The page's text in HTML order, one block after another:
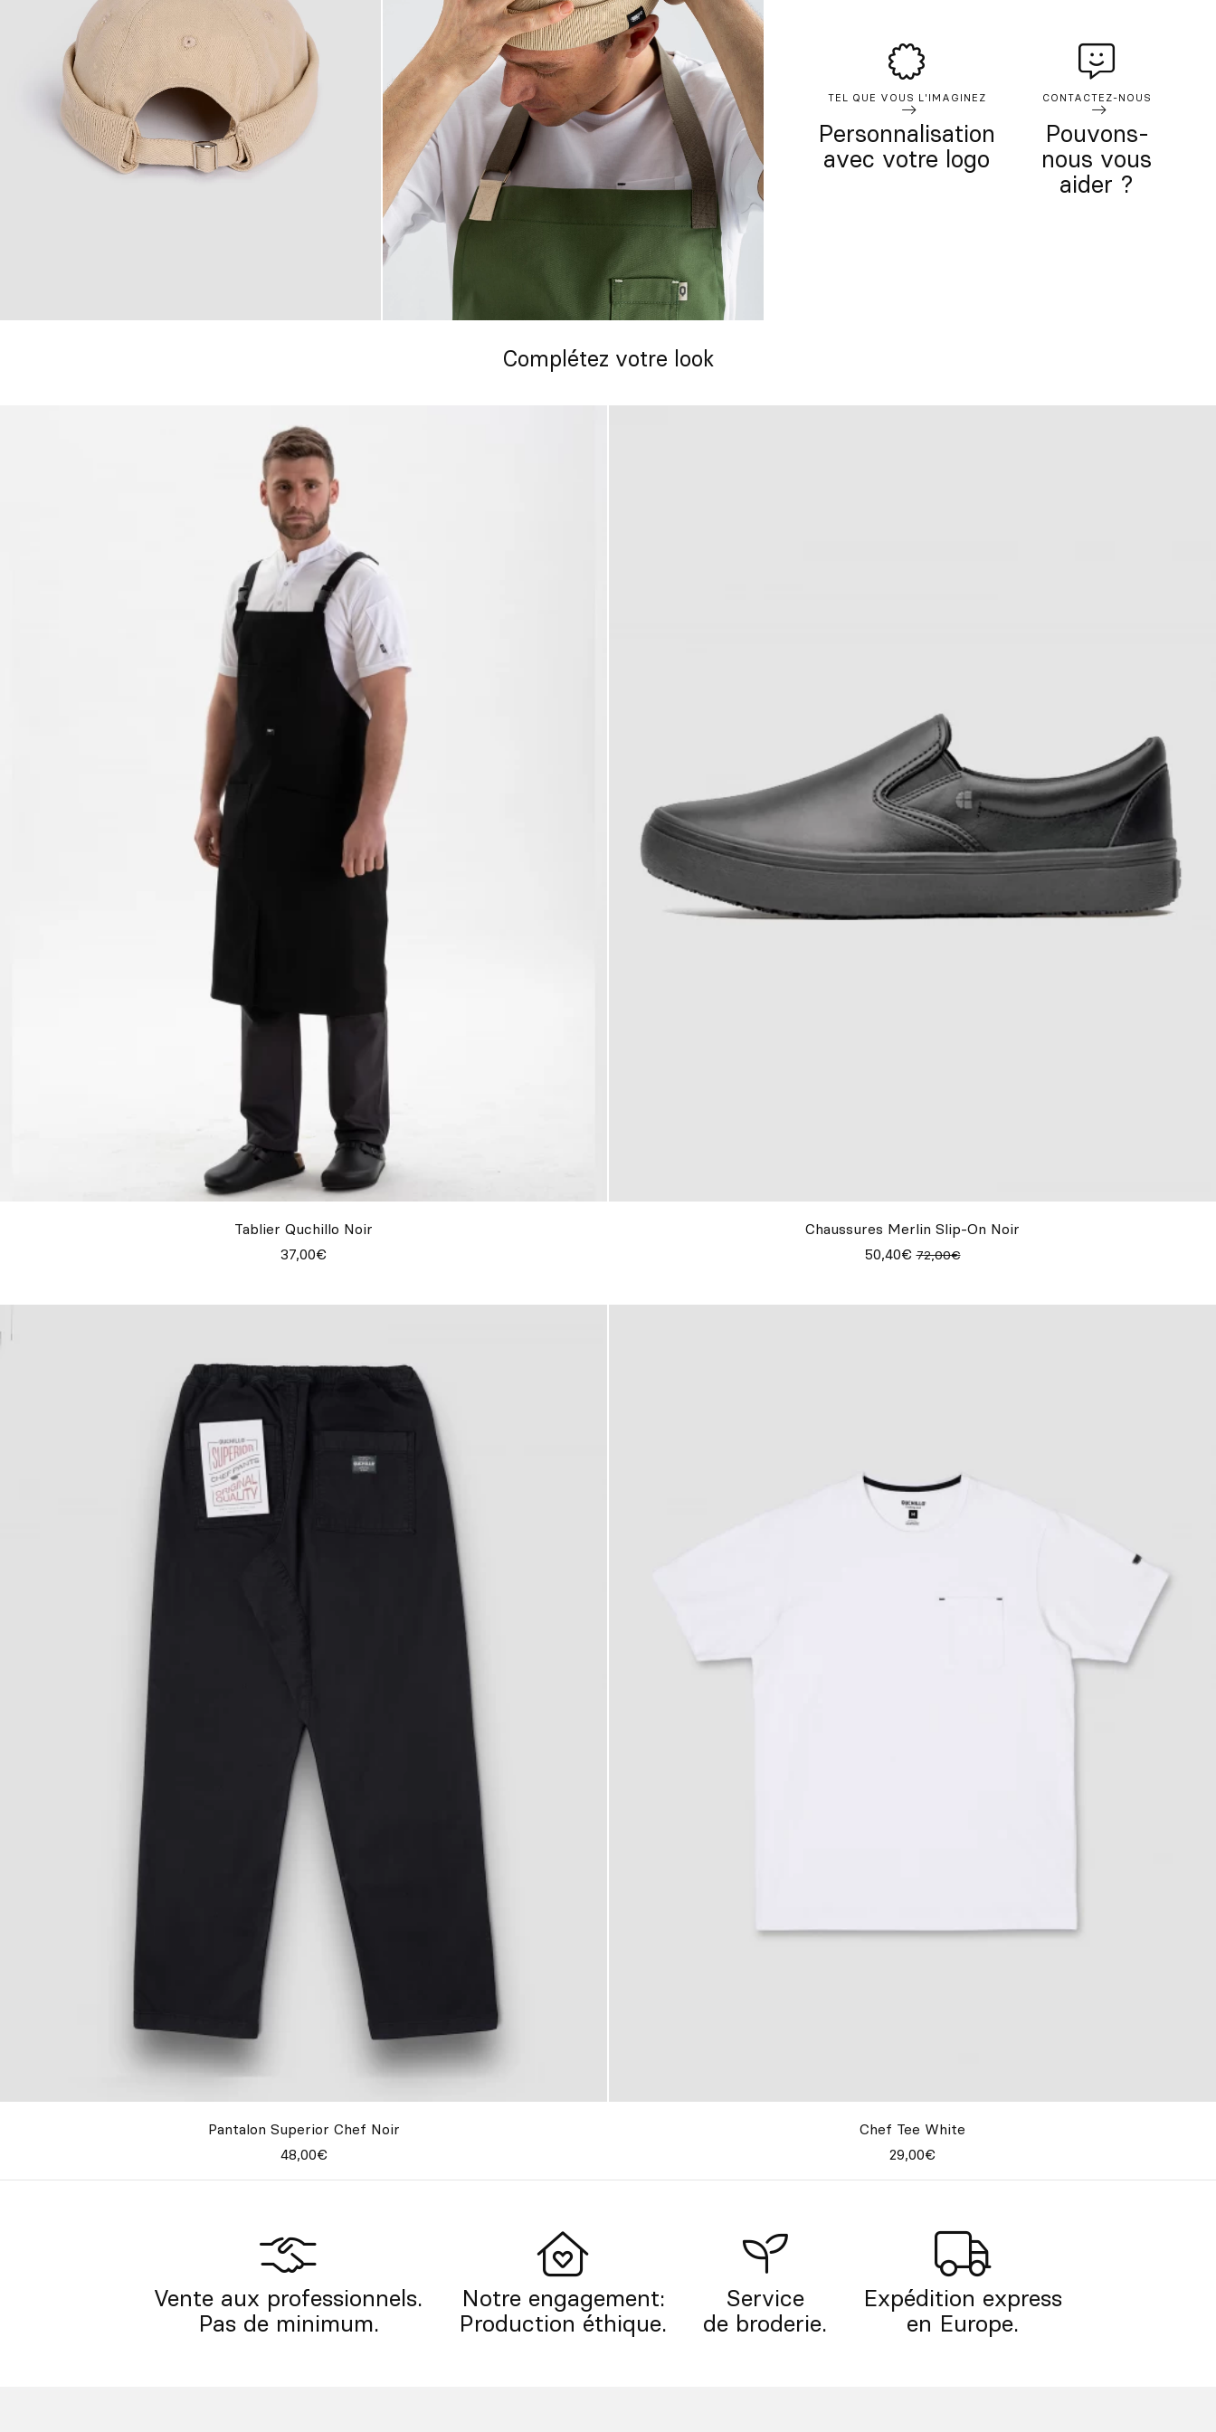
TEL QUE VOUS L'IMAGINEZ
Personnalisation
avec votre logo
CONTACTEZ-NOUS
Pouvons-
nous vous
aider ?
Complétez votre look
Tablier Quchillo Noir
37,00€
Chaussures Merlin Slip-On Noir
50,40€ 72,00€
Pantalon Superior Chef Noir
48,00€
Chef Tee White
29,00€
Vente aux professionnels.
Pas de minimum.
Notre engagement:
Production éthique.
Service
de broderie.
Expédition express
en Europe.